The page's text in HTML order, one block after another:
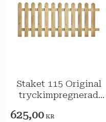
Staket 115 Original
tryckimpregnerad
625,00 KR